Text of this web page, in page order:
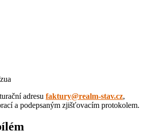
adresu faktury@realm-stav.cz,
a podepsaným zjišťovacím protokolem.